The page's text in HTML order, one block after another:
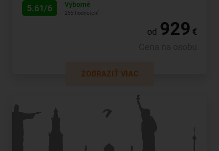
5.61/6 Výborné
255 hodnotení
od 929 €
ZOBRAZIŤ VIAC